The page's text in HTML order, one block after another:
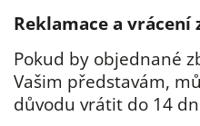
Reklamace a vrácení
Pokud by objednané
Vašim představám,
důvodu vrátit do 14